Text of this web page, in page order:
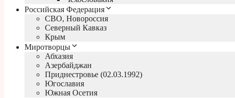
Российская Федерация
СВО, Новороссия
Северный Кавказ
Крым
Миротворцы
Абхазия
Азербайджан
Приднестровье (02.03.1992)
Югославия
Южная Осетия